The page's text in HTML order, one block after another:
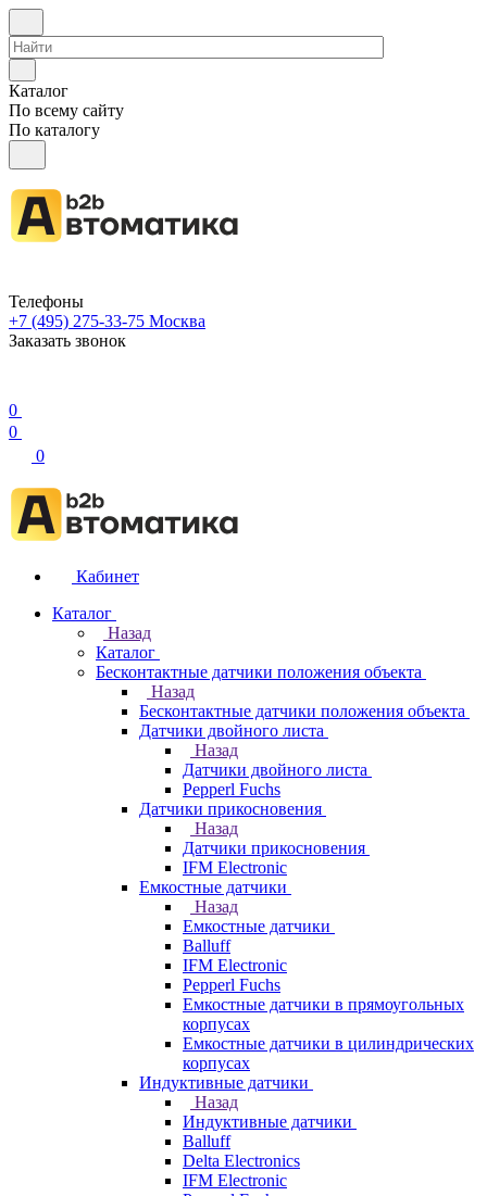
Каталог
По всему сайту
По каталогу
Телефоны
+7 (495) 275-33-75 Москва
Заказать звонок
0
0
0
Кабинет
Каталог
Назад
Каталог
Бесконтактные датчики положения объекта
Назад
Бесконтактные датчики положения объекта
Датчики двойного листа
Назад
Датчики двойного листа
Pepperl Fuchs
Датчики прикосновения
Назад
Датчики прикосновения
IFM Electronic
Емкостные датчики
Назад
Емкостные датчики
Balluff
IFM Electronic
Pepperl Fuchs
Емкостные датчики в прямоугольных
корпусах
Емкостные датчики в цилиндрических
корпусах
Индуктивные датчики
Назад
Индуктивные датчики
Balluff
Delta Electronics
IFM Electronic